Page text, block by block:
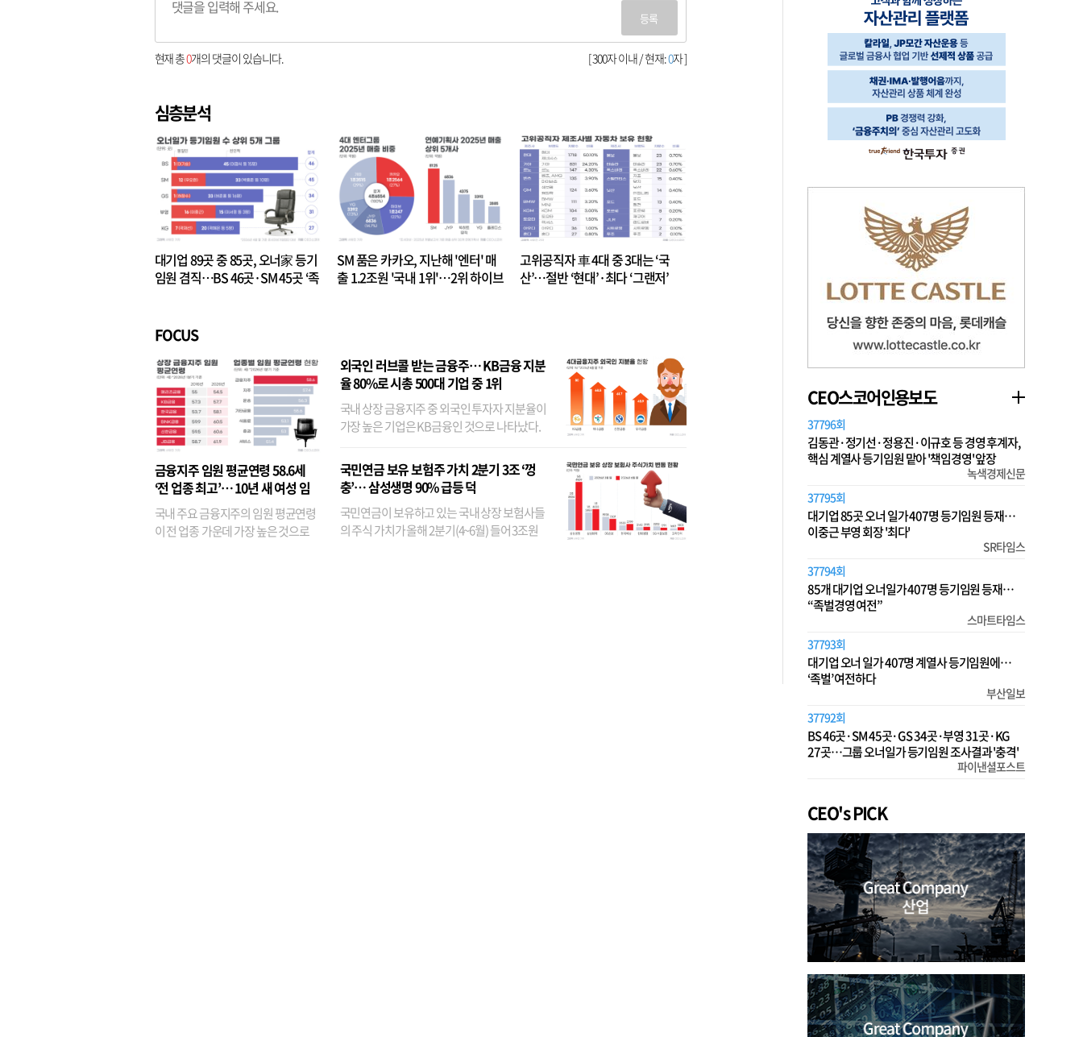
등록
[ 300자 이내 / 현재:0자 ]
현재 총0개의 댓글이 있습니다.
심층분석
대기업 89곳 중 85곳, 오너家 등기
임원 겸직…BS 46곳·SM 45곳 ‘족
SM 품은 카카오, 지난해 '엔터' 매
출 1.2조원 '국내 1위'…2위 하이브
고위공직자 車 4대 중 3대는 ‘국
산’…절반 ‘현대’·최다 ‘그랜저’
FOCUS
금융지주 임원 평균연령 58.6세
‘전 업종 최고’… 10년 새 여성 임
원은 14배 껑충
국내 주요 금융지주의 임원 평균연령
이 전 업종 가운데 가장 높은 것으로
외국인 러브콜 받는 금융주… KB금융 지분
율 80%로 시총 500대 기업 중 1위
국내 상장 금융지주 중 외국인 투자자 지분율이
가장 높은 기업은 KB금융인 것으로 나타났다.
융이었다. 특히 KB금융은 지난달 말 기준 해외
기관투자자 지분율이...
국민연금 보유 보험주 가치 2분기 3조 ‘껑
충’… 삼성생명 90% 급등 덕
국민연금이 보유하고 있는 국내 상장 보험사들
의 주식 가치가 올해 2분기(4~6월) 들어 3조원
CEO스코어인용보도
37796회
김동관·정기선·정용진·이규호 등 경영 후계자,
핵심 계열사 등기임원 맡아 '책임경영' 앞장
녹색경제신문
37795회
대기업 85곳 오너 일가 407명 등기임원 등재…
이중근 부영 회장 '최다'
SR타임스
37794회
85개 대기업 오너일가 407명 등기임원 등재…
“족벌경영 여전”
스마트타임스
37793회
대기업 오너 일가 407명 계열사 등기임원에…
‘족벌’ 여전하다
부산일보
37792회
BS 46곳·SM 45곳·GS 34곳·부영 31곳·KG
27곳…그룹 오너일가 등기임원 조사결과 '충격'
파이낸셜포스트
CEO's PICK